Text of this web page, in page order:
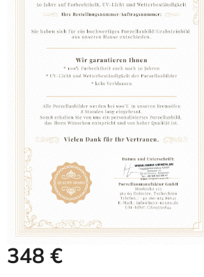
MANUFAKTUR
URNENHERSTELLUNG
ÜBER
DIE
HERSTELLUNG
VON
GRABFOTOS
ZUSAMMENARBEIT
PARTNERN
348 €